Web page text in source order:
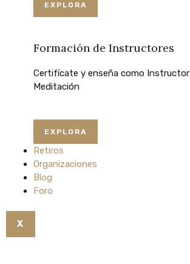
EXPLORA
Formación de Instructores
Certifícate y enseña como Instructor
Meditación
EXPLORA
Retiros
Organizaciones
Blog
Foro
X